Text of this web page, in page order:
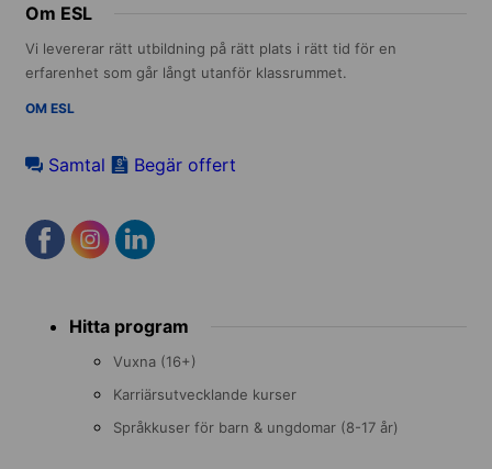
Om ESL
Vi levererar rätt utbildning på rätt plats i rätt tid för en
erfarenhet som går långt utanför klassrummet.
OM ESL
Samtal Begär offert
menu Hitta program
Vuxna (16+)
Karriärsutvecklande kurser
Språkkuser för barn & ungdomar (8-17 år)